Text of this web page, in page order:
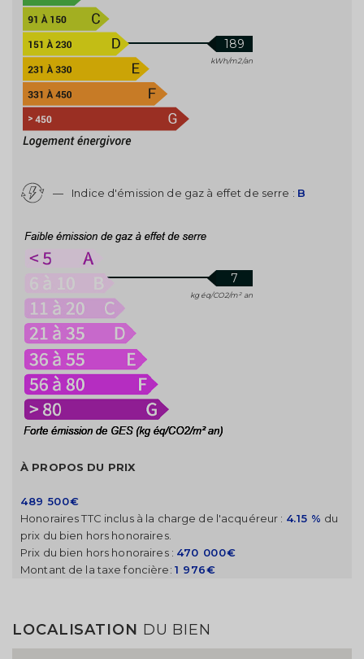
189
kWh/m2/an
— Indice d'émission de gaz à effet de serre : B
7
kg éq/CO2/m² an
À PROPOS DU PRIX
489 500€
Honoraires TTC inclus à la charge de l'acquéreur : 4.15 % du
prix du bien hors honoraires.
Prix du bien hors honoraires : 470 000€
Montant de la taxe foncière: 1 976€
LOCALISATION DU BIEN